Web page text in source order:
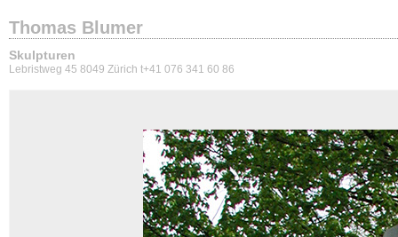
Thomas Blumer
Skulpturen
Lebristweg 45 8049 Zürich t+41 076 341 60 86